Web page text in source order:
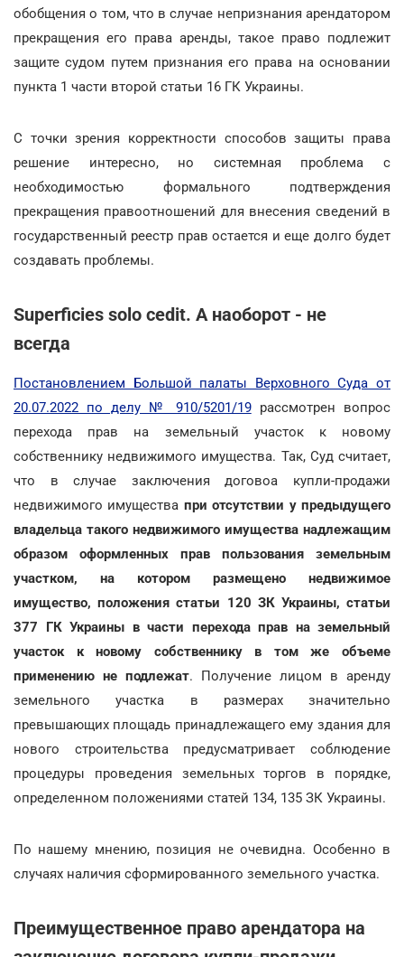
обобщения о том, что в случае непризнания арендатором
прекращения его права аренды, такое право подлежит
защите судом путем признания его права на основании
пункта 1 части второй статьи 16 ГК Украины.
С точки зрения корректности способов защиты права
решение интересно, но системная проблема с
необходимостью формального подтверждения
прекращения правоотношений для внесения сведений в
государственный реестр прав остается и еще долго будет
создавать проблемы.
Superficies solo cedit. А наоборот - не
всегда
Постановлением Большой палаты Верховного Суда от
20.07.2022 по делу № 910/5201/19рассмотрен вопрос
перехода прав на земельный участок к новому
собственнику недвижимого имущества. Так, Суд считает,
что в случае заключения договоа купли-продажи
недвижимого имущества при отсутствии у предыдущего
владельца такого недвижимого имущества надлежащим
образом оформленных прав пользования земельным
участком, на котором размещено недвижимое
имущество, положения статьи 120 ЗК Украины, статьи
377 ГК Украины в части перехода прав на земельный
участок к новому собственнику в том же объеме
применению не подлежат. Получение лицом в аренду
земельного участка в размерах значительно
превышающих площадь принадлежащего ему здания для
нового строительства предусматривает соблюдение
процедуры проведения земельных торгов в порядке,
определенном положениями статей 134, 135 ЗК Украины.
По нашему мнению, позиция не очевидна. Особенно в
случаях наличия сформированного земельного участка.
Преимущественное право арендатора на